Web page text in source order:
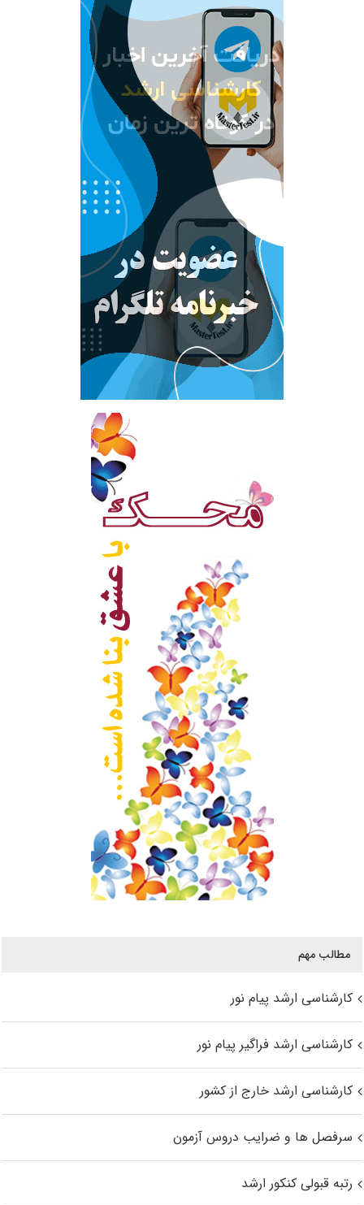
مطالب مهم
کارشناسی ارشد پیام نور
کارشناسی ارشد فراگیر پیام نور
کارشناسی ارشد خارج از کشور
سرفصل ها و ضرایب دروس آزمون
رتبه قبولی کنکور ارشد